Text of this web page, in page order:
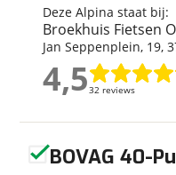
Wielmaat
Nieuw of occasion
Aantal versnellingen
Deze Alpina staat bij:
Broekhuis Fietsen
Jan Seppenplein, 19,
4,532 reviews
4,5
Naam
E-mailadres
Telefoonnummer
BOVAG 40-